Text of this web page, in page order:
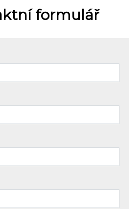
formulář